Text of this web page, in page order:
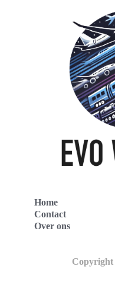
Home
Contact
Over ons
Copyright